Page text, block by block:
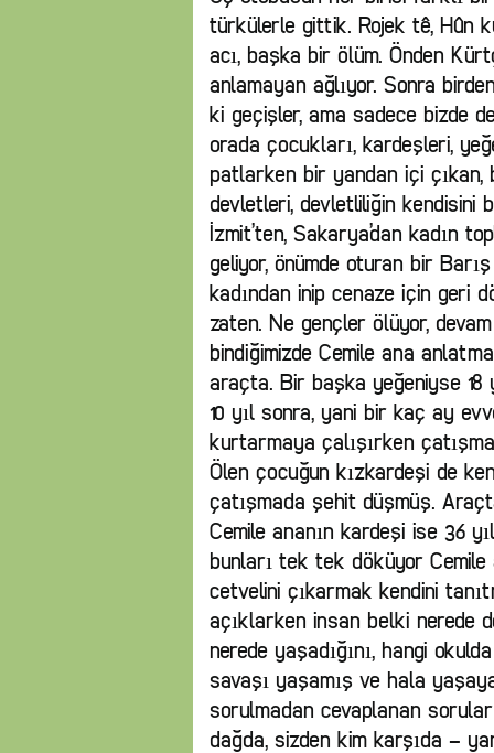
türkülerle gittik. Rojek tê, Hûn
acı, başka bir ölüm. Önden
anlamayan ağlıyor. Sonra
ki geçişler, ama sadece bizde
orada çocukları, kardeşleri,
patlarken bir yandan içi
devletleri, devletliliğin
İzmit’ten, Sakarya’dan kadın
geliyor, önümde oturan bir
kadından inip cenaze için geri
zaten. Ne gençler ölüyor,
bindiğimizde Cemile ana
araçta. Bir başka yeğeniyse 18
10 yıl sonra, yani bir kaç ay
kurtarmaya çalışırken
Ölen çocuğun kızkardeşi de
çatışmada şehit düşmüş.
Cemile ananın kardeşi ise 36
bunları tek tek döküyor Cemile
cetvelini çıkarmak kendini
açıklarken insan belki nerede
nerede yaşadığını, hangi
savaşı yaşamış ve hala
sorulmadan cevaplanan
dağda, sizden kim karşıda –